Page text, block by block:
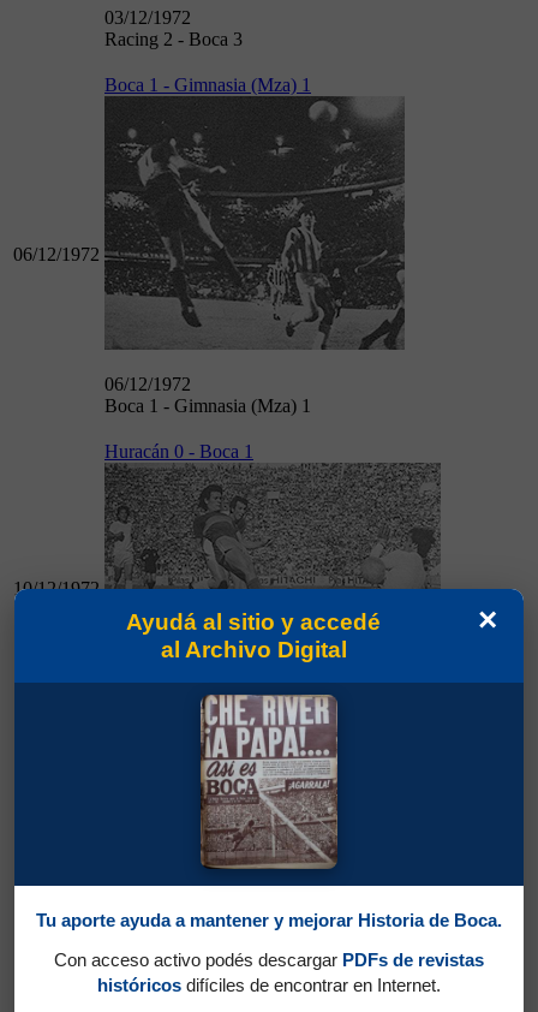
03/12/1972
Racing 2 - Boca 3
06/12/1972
Boca 1 - Gimnasia (Mza) 1
06/12/1972
Boca 1 - Gimnasia (Mza) 1
10/12/1972
Huracán 0 - Boca 1
10/12/1972
Huracán 0 - Boca 1
Boca 2 - River 3
×
Ayudá al sitio y accedé
al Archivo Digital
Tu aporte ayuda a mantener y mejorar Historia de Boca.
Con acceso activo podés descargar PDFs de revistas
históricos difíciles de encontrar en Internet.